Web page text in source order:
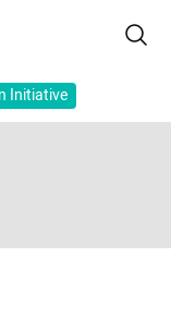
Initiative